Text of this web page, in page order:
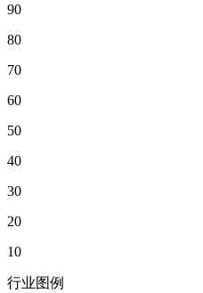
90
80
70
60
50
40
30
20
10
行业图例